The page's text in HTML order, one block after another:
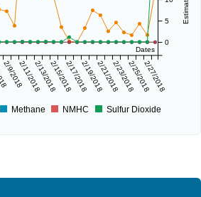
Dates
2/9/20182/11/20182/13/20182/15/20182/17/20182/19/20182/21/20182/23/20182/25/20182/27/2018
0
5
Methane NMHC Sulfur Dioxide